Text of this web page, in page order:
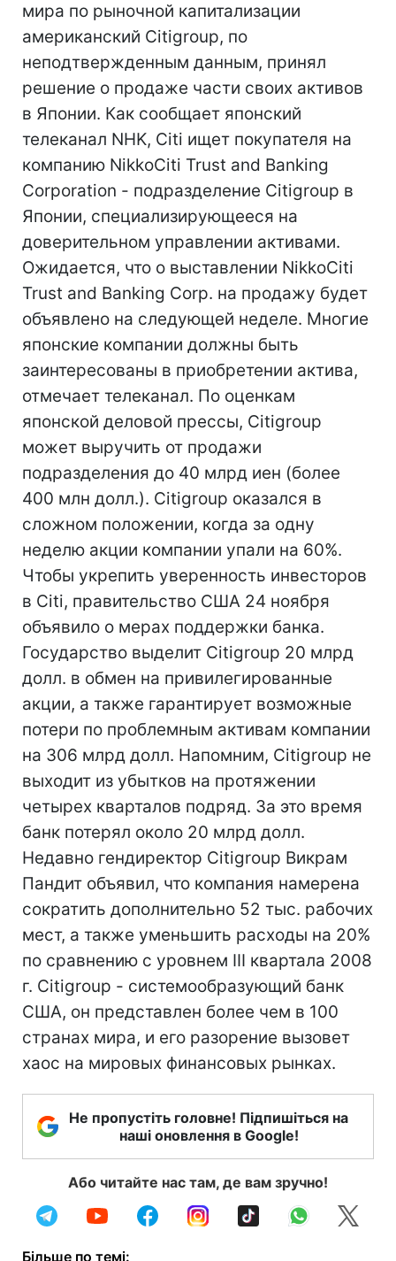
мира по рыночной капитализации
американский Citigroup, по
неподтвержденным данным, принял
решение о продаже части своих активов
в Японии. Как сообщает японский
телеканал NHK, Citi ищет покупателя на
компанию NikkoCiti Trust and Banking
Corporation - подразделение Citigroup в
Японии, специализирующееся на
доверительном управлении активами.
Ожидается, что о выставлении NikkoCiti
Trust and Banking Corp. на продажу будет
объявлено на следующей неделе. Многие
японские компании должны быть
заинтересованы в приобретении актива,
отмечает телеканал. По оценкам
японской деловой прессы, Citigroup
может выручить от продажи
подразделения до 40 млрд иен (более
400 млн долл.). Citigroup оказался в
сложном положении, когда за одну
неделю акции компании упали на 60%.
Чтобы укрепить уверенность инвесторов
в Citi, правительство США 24 ноября
объявило о мерах поддержки банка.
Государство выделит Citigroup 20 млрд
долл. в обмен на привилегированные
акции, а также гарантирует возможные
потери по проблемным активам компании
на 306 млрд долл. Напомним, Citigroup не
выходит из убытков на протяжении
четырех кварталов подряд. За это время
банк потерял около 20 млрд долл.
Недавно гендиректор Citigroup Викрам
Пандит объявил, что компания намерена
сократить дополнительно 52 тыс. рабочих
мест, а также уменьшить расходы на 20%
по сравнению с уровнем III квартала 2008
г. Citigroup - системообразующий банк
США, он представлен более чем в 100
странах мира, и его разорение вызовет
хаос на мировых финансовых рынках.
Не пропустіть головне! Підпишіться на
наші оновлення в Google!
Або читайте нас там, де вам зручно!
Більше по темі: